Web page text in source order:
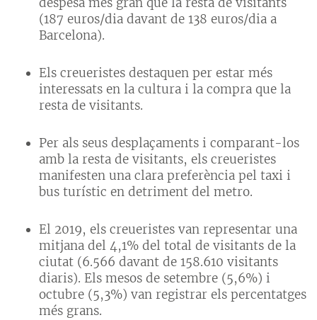
(187 euros/dia davant de 138 euros/dia a
Barcelona).
Els creueristes destaquen per estar més
interessats en la cultura i la compra que la
resta de visitants.
Per als seus desplaçaments i comparant-los
amb la resta de visitants, els creueristes
manifesten una clara preferència pel taxi i
bus turístic en detriment del metro.
El 2019, els creueristes van representar una
mitjana del 4,1% del total de visitants de la
ciutat (6.566 davant de 158.610 visitants
diaris). Els mesos de setembre (5,6%) i
octubre (5,3%) van registrar els percentatges
més grans.